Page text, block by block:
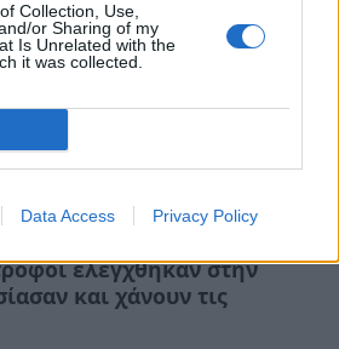
Collection, Use,
or Sharing of my
Is Unrelated with the
it was collected.
Data Access Privacy Policy
ελέγχθηκαν στην
και χάνουν τις